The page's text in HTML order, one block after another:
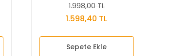
1.998,00 TL
1.598,40 TL
Sepete Ekle